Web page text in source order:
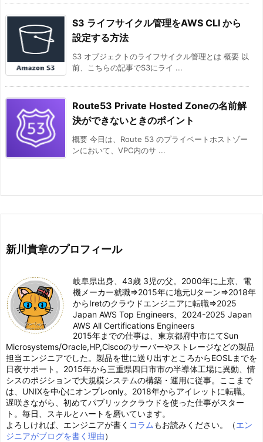
S3 ライフサイクル管理をAWS CLI から
設定する方法
S3 オブジェクトのライフサイクル管理とは 概要 以
前、こちらの記事でS3にライ ...
Route53 Private Hosted Zoneの名前解
決ができないときのポイント
概要 今日は、Route 53 のプライベートホストゾー
ンにおいて、VPC内のサ ...
新川貴章のプロフィール
岐阜県出身、43歳 3児の父。2000年に上京、電
機メーカー就職⇒2015年に地元Uターン⇒2018年
からIretのクラウドエンジニアに転職⇒2025
Japan AWS Top Engineers、2024-2025 Japan
AWS All Certifications Engineers
2015年までの仕事は、東京都府中市にてSun
Microsystems/Oracle,HP,Ciscoのサーバーやストレージなどの製品
担当エンジニアでした。製品を世に送り出すところからEOSLまでを
日夜サポート。2015年から三重県四日市市の半導体工場に異動、情
シスのポジションで大規模システムの構築・運用に従事。ここまで
は、UNIXを中心にオンプレonly。2018年からアイレットに転職。
遅咲きながら、初めてパブリッククラウドを使った仕事がスター
ト。毎日、スキルとハートを磨いています。
よろしければ、エンジニアが書く コラム もお読みください。（エン
ジニアがブログを書く理由）